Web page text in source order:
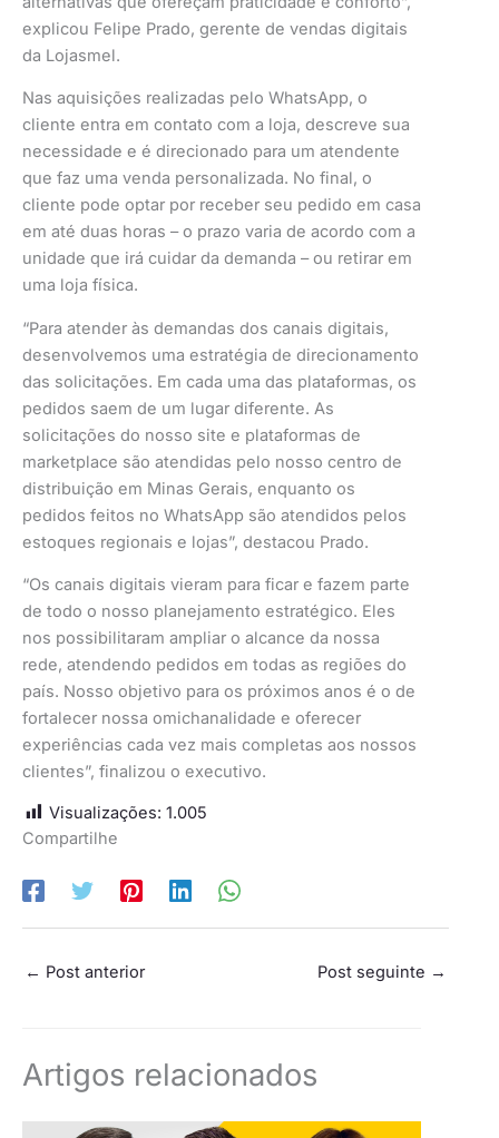
explicou Felipe Prado, gerente de vendas digitais
da Lojasmel.
Nas aquisições realizadas pelo WhatsApp, o
cliente entra em contato com a loja, descreve sua
necessidade e é direcionado para um atendente
que faz uma venda personalizada. No final, o
cliente pode optar por receber seu pedido em casa
em até duas horas – o prazo varia de acordo com a
unidade que irá cuidar da demanda – ou retirar em
uma loja física.
“Para atender às demandas dos canais digitais,
desenvolvemos uma estratégia de direcionamento
das solicitações. Em cada uma das plataformas, os
pedidos saem de um lugar diferente. As
solicitações do nosso site e plataformas de
marketplace são atendidas pelo nosso centro de
distribuição em Minas Gerais, enquanto os
pedidos feitos no WhatsApp são atendidos pelos
estoques regionais e lojas”, destacou Prado.
“Os canais digitais vieram para ficar e fazem parte
de todo o nosso planejamento estratégico. Eles
nos possibilitaram ampliar o alcance da nossa
rede, atendendo pedidos em todas as regiões do
país. Nosso objetivo para os próximos anos é o de
fortalecer nossa omichanalidade e oferecer
experiências cada vez mais completas aos nossos
clientes”, finalizou o executivo.
Visualizações: 1.005
Compartilhe
← Post anterior Post seguinte →
Artigos relacionados